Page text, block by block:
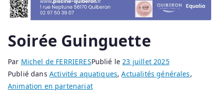
Soirée Guinguette
Par Michel de FERRIERESPublié le23 juillet 2025
Publié dans Activités aquatiques,Actualités générales,
Animation en partenariat